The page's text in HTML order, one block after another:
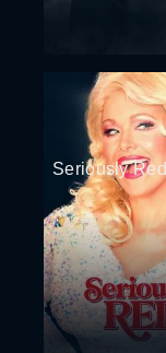
Seriously Red